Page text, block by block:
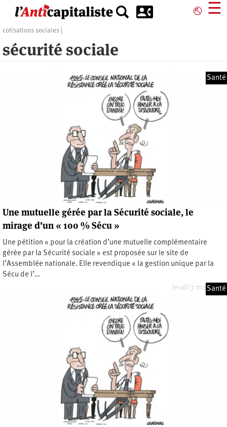
contenu
⎋ ☰
cotisations sociales
sécurité sociale
Santé
Une mutuelle gérée par la Sécurité sociale, le
mirage d’un « 100 % Sécu »
Une pétition « pour la création d’une mutuelle complémentaire
gérée par la Sécurité sociale » est proposée sur le site de
l’Assemblée nationale. Elle revendique « la gestion unique par la
Sécu de l’…
Jeudi 7 mai 2026
Santé